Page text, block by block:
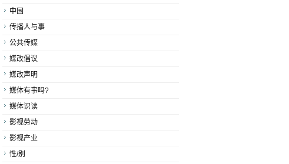
中国
传播人与事
公共传媒
媒改倡议
媒改声明
媒体有事吗?
媒体识读
影视劳动
影视产业
性/别